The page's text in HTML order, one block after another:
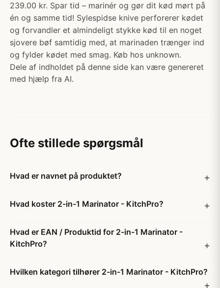
239.00 kr. Spar tid – marinér og gør dit kød mørt på
én og samme tid! Sylespidse knive perforerer kødet
og forvandler et almindeligt stykke kød til en noget
sjovere bøf samtidig med, at marinaden trænger ind
og fylder kødet med smag. Køb hos unknown.
Dele af indholdet på denne side kan være genereret
med hjælp fra AI.
Ofte stillede spørgsmål
Hvad er navnet på produktet?
Hvad koster 2-in-1 Marinator - KitchPro?
Hvad er EAN / Produktid for 2-in-1 Marinator -
KitchPro?
Hvilken kategori tilhører 2-in-1 Marinator - KitchPro?